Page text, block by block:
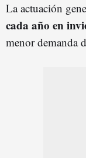
La actuación
cada año en
menor demanda